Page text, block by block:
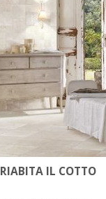
RIABITA IL COTTO